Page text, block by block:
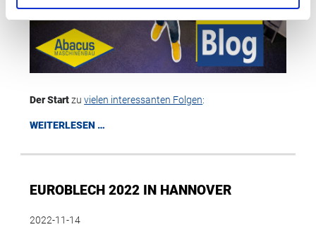
Der Startzuvielen interessanten Folgen:
WEITERLESEN …
EUROBLECH 2022 IN HANNOVER
2022-11-14